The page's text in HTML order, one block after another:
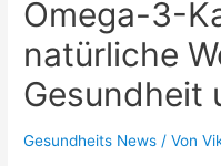
Omega-3-
natürliche
Gesundheit
Gesundheits News / Von